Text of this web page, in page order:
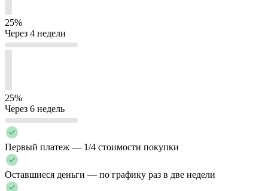
25%
Через 4 недели
25%
Через 6 недель
Первый платеж — 1/4 стоимости покупки
Оставшиеся деньги — по графику раз в две недели